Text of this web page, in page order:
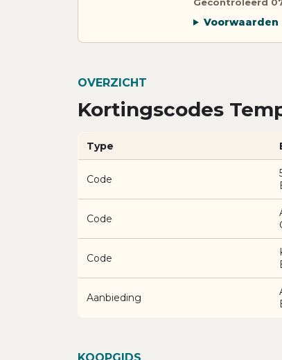
Voorwaarden
OVERZICHT
Kortingscodes
Type
Code
Code
Code
Aanbieding